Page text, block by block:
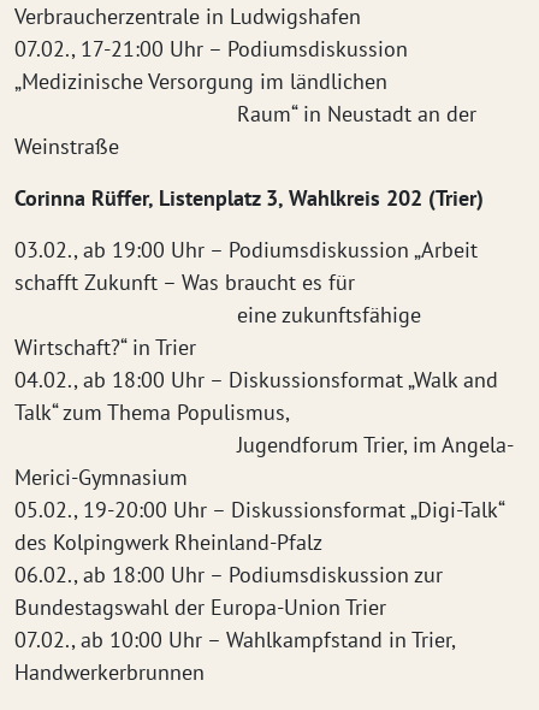
Verbraucherzentrale in Ludwigshafen
07.02., 17-21:00 Uhr – Podiumsdiskussion
„Medizinische Versorgung im ländlichen
Raum“ in Neustadt an der
Weinstraße
Corinna Rüffer, Listenplatz 3, Wahlkreis 202 (Trier)
03.02., ab 19:00 Uhr – Podiumsdiskussion „Arbeit
schafft Zukunft – Was braucht es für
eine zukunftsfähige
Wirtschaft?“ in Trier
04.02., ab 18:00 Uhr – Diskussionsformat „Walk and
Talk“ zum Thema Populismus,
Jugendforum Trier, im Angela-
Merici-Gymnasium
05.02., 19-20:00 Uhr – Diskussionsformat „Digi-Talk“
des Kolpingwerk Rheinland-Pfalz
06.02., ab 18:00 Uhr – Podiumsdiskussion zur
Bundestagswahl der Europa-Union Trier
07.02., ab 10:00 Uhr – Wahlkampfstand in Trier,
Handwerkerbrunnen